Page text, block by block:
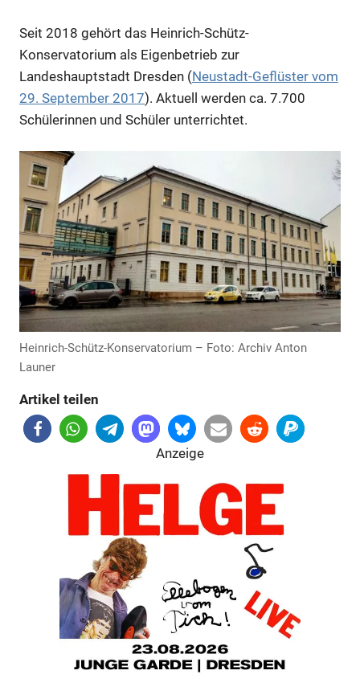
Anzeige
Anzeige
Anzeige
Anzeige
Seit 2018 gehört das Heinrich-Schütz-
Konservatorium als Eigenbetrieb zur
Landeshauptstadt Dresden (Neustadt-Geflüster vom
29. September 2017). Aktuell werden ca. 7.700
Schülerinnen und Schüler unterrichtet.
Heinrich-Schütz-Konservatorium – Foto: Archiv Anton
Launer
Artikel teilen
Anzeige